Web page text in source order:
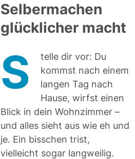
Selbermachen
glücklicher macht
S
telle dir vor: Du
kommst nach einem
langen Tag nach
Hause, wirfst einen
Blick in dein Wohnzimmer –
und alles sieht aus wie eh und
je. Ein bisschen trist,
vielleicht sogar langweilig.